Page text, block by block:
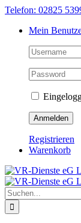
Skip
content
Telefon: 02825
Mein
Registrieren
Warenkorb
Suche
nach: